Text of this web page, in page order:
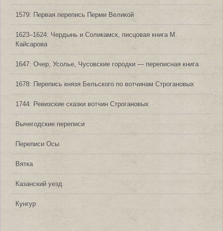
1579: Первая перепись Перми Великой
1623‒1624: Чердынь и Соликамск, писцовая книга М.
Кайсарова
1647: Очер, Усолье, Чусовские городки — переписная книга
1678: Перепись князя Бельского по вотчинам Строгановых
1744: Ревизские сказки вотчин Строгановых
Вычегодские переписи
Переписи Осы
Вятка
Казанский уезд
Кунгур